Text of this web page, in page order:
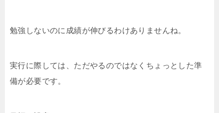
勉強しないのに成績が伸びるわけありませんね。
実行に際しては、ただやるのではなくちょっとした準
備が必要です。